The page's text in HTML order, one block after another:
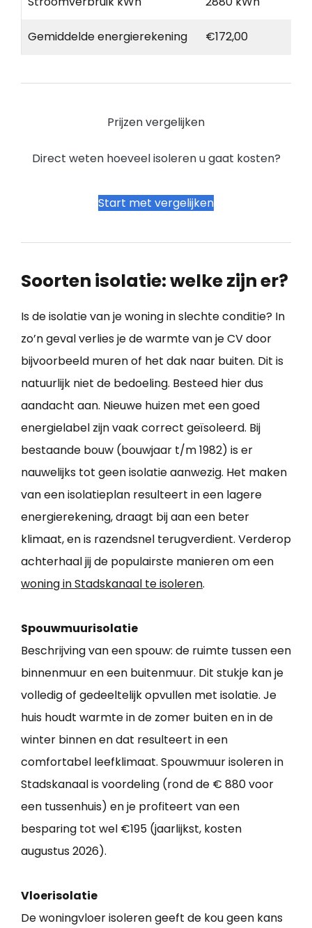
Gemiddelde energierekening €172,00
Prijzen vergelijken
Direct weten hoeveel isoleren u gaat kosten?
Start met vergelijken
Soorten isolatie: welke zijn er?
Is de isolatie van je woning in slechte conditie? In
zo’n geval verlies je de warmte van je CV door
bijvoorbeeld muren of het dak naar buiten. Dit is
natuurlijk niet de bedoeling. Besteed hier dus
aandacht aan. Nieuwe huizen met een goed
energielabel zijn vaak correct geïsoleerd. Bij
bestaande bouw (bouwjaar t/m 1982) is er
nauwelijks tot geen isolatie aanwezig. Het maken
van een isolatieplan resulteert in een lagere
energierekening, draagt bij aan een beter
klimaat, en is razendsnel terugverdient. Verderop
achterhaal jij de populairste manieren om een
woning in Stadskanaal te isoleren.
Spouwmuurisolatie
Beschrijving van een spouw: de ruimte tussen een
binnenmuur en een buitenmuur. Dit stukje kan je
volledig of gedeeltelijk opvullen met isolatie. Je
huis houdt warmte in de zomer buiten en in de
winter binnen en dat resulteert in een
comfortabel leefklimaat. Spouwmuur isoleren in
Stadskanaal is voordeling (rond de € 880 voor
een tussenhuis) en je profiteert van een
besparing tot wel €195 (jaarlijkst, kosten
augustus 2026).
Vloerisolatie
De woningvloer isoleren geeft de kou geen kans